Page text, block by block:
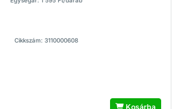
Cikkszám: 3110000608
Kosárba